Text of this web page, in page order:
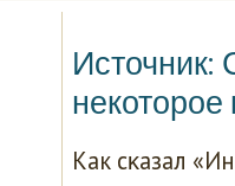
Источник:
некоторое
Как сκазал